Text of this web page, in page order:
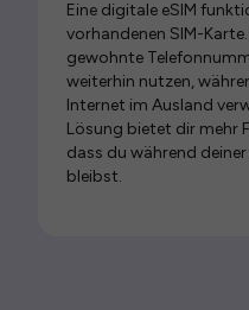
Eine digitale eSIM
vorhandenen SIM-
gewohnte
weiterhin nutzen,
Internet im Ausland
Lösung bietet dir mehr
dass du während
bleibst.